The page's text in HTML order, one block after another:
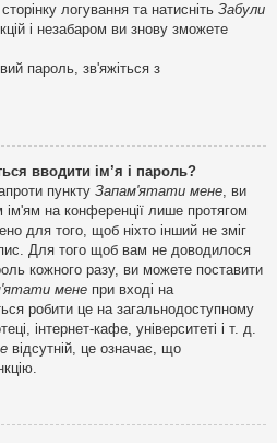
логування та натисніть Забули
і незабаром ви знову зможете
пароль, зв'яжіться з
вводити ім’я і пароль?
пункту Запам'ятати мене , ви
на конференції лише протягом
для того, щоб ніхто інший не зміг
Для того щоб вам не доводилося
кожного разу, ви можете поставити
мене при вході на
робити це на загальнодоступному
інтернет-кафе, університеті і т. д.
відсутній, це означає, що